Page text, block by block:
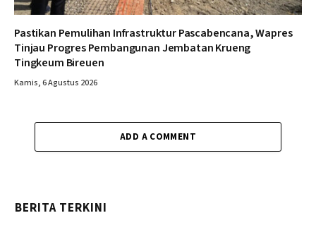
Pastikan Pemulihan Infrastruktur Pascabencana, Wapres
Tinjau Progres Pembangunan Jembatan Krueng
Tingkeum Bireuen
Kamis, 6 Agustus 2026
ADD A COMMENT
BERITA TERKINI